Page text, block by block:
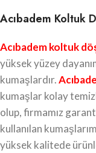
Acıbadem Koltuk
Acıbadem koltuk
yüksek yüzey
kumaşlardır.
kumaşlar kolay
olup, firmamız
kullanılan
yüksek kalitede